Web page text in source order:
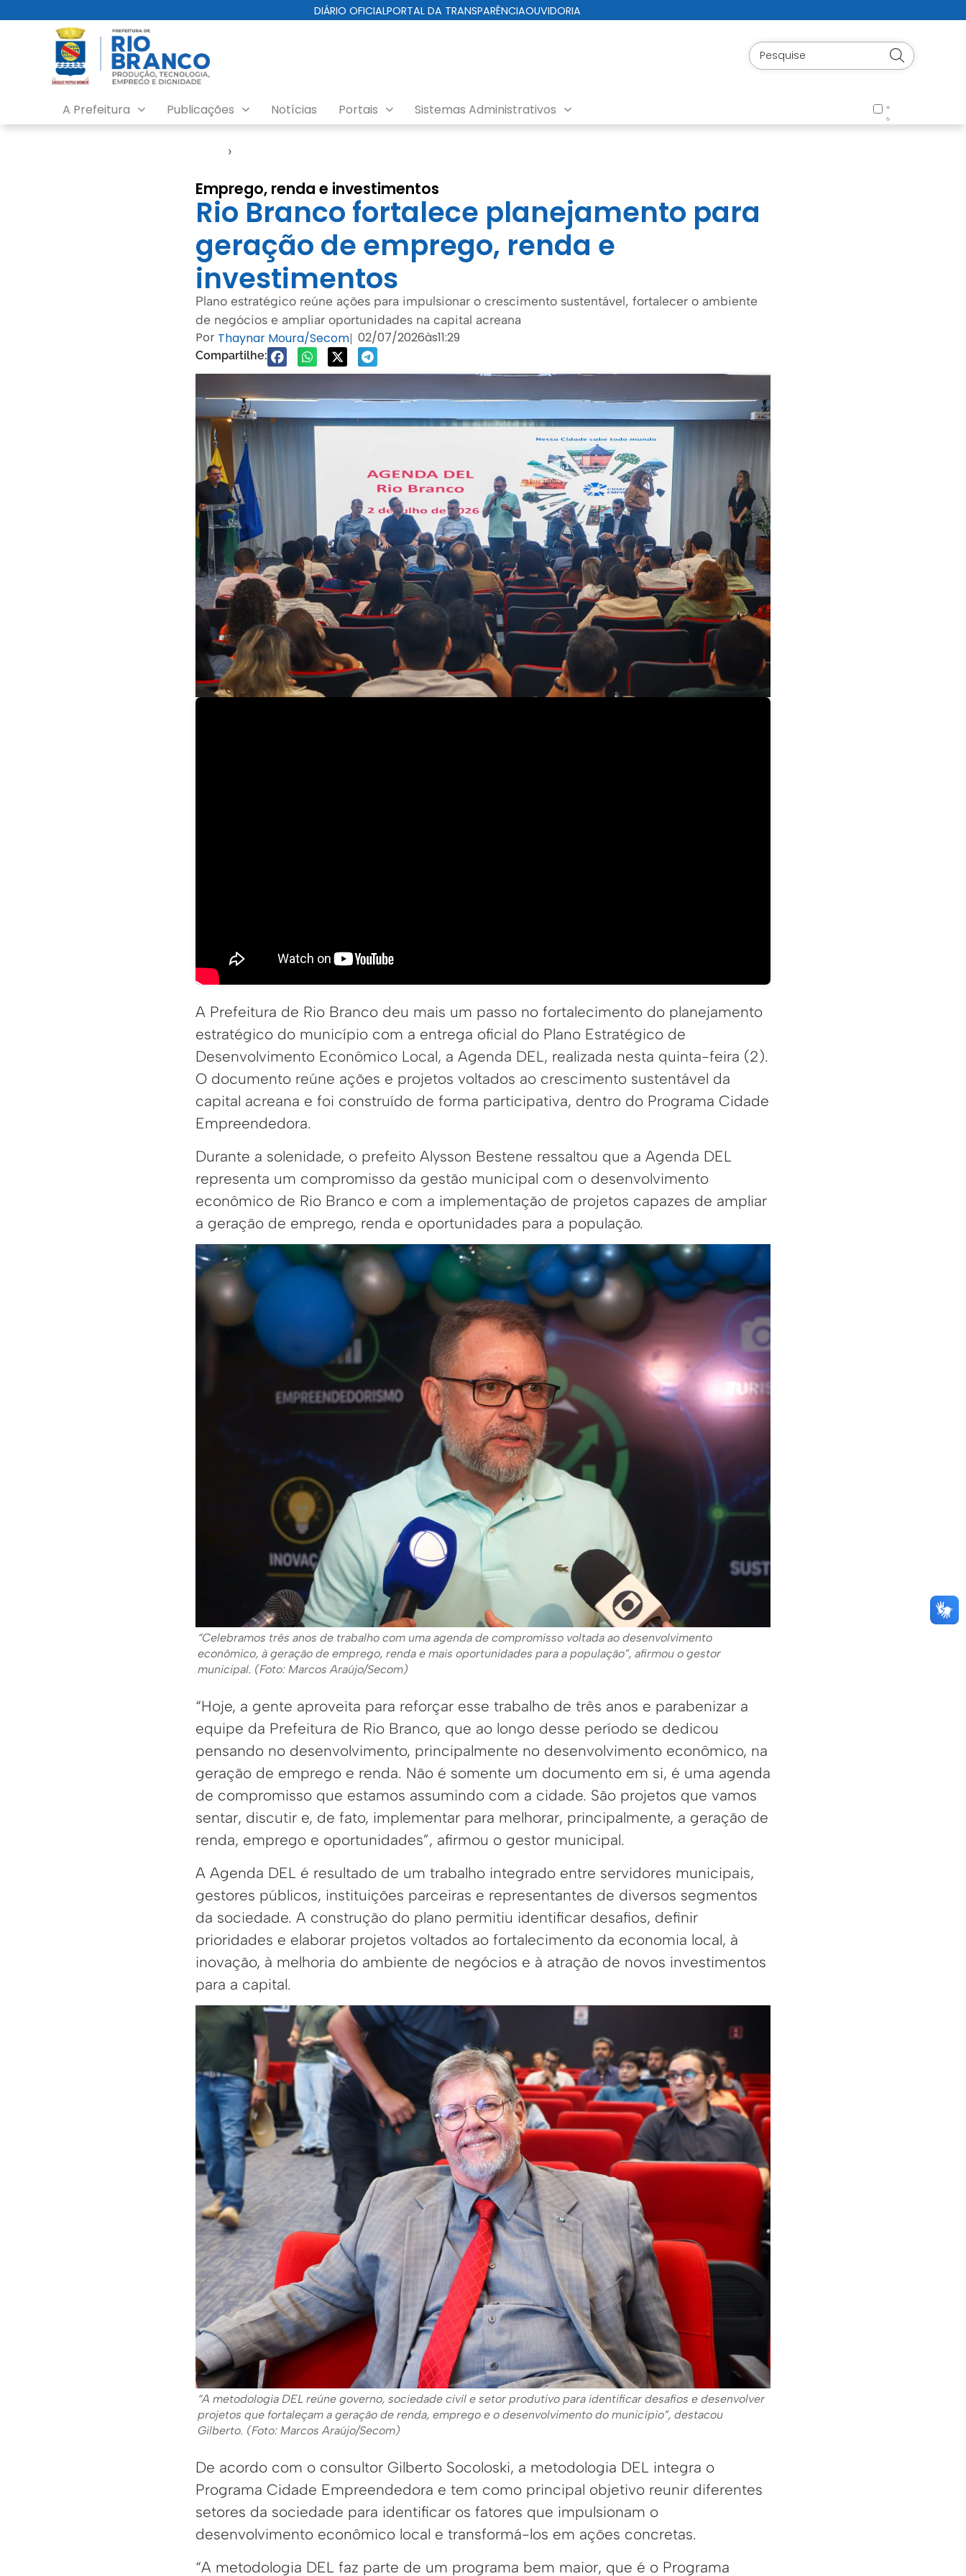
DIÁRIO OFICIALPORTAL DA TRANSPARÊNCIAOUVIDORIA
A Prefeitura Publicações Notícias Portais Sistemas Administrativos
›
Emprego, renda e investimentos
Rio Branco fortalece planejamento para
geração de emprego, renda e
investimentos
Plano estratégico reúne ações para impulsionar o crescimento sustentável, fortalecer o ambiente
de negócios e ampliar oportunidades na capital acreana
Por Thaynar Moura/Secom| 02/07/2026às11:29
Compartilhe:
A Prefeitura de Rio Branco deu mais um passo no fortalecimento do planejamento
estratégico do município com a entrega oficial do Plano Estratégico de
Desenvolvimento Econômico Local, a Agenda DEL, realizada nesta quinta-feira (2).
O documento reúne ações e projetos voltados ao crescimento sustentável da
capital acreana e foi construído de forma participativa, dentro do Programa Cidade
Empreendedora.
Durante a solenidade, o prefeito Alysson Bestene ressaltou que a Agenda DEL
representa um compromisso da gestão municipal com o desenvolvimento
econômico de Rio Branco e com a implementação de projetos capazes de ampliar
a geração de emprego, renda e oportunidades para a população.
“Celebramos três anos de trabalho com uma agenda de compromisso voltada ao desenvolvimento
econômico, à geração de emprego, renda e mais oportunidades para a população”, afirmou o gestor
municipal. (Foto: Marcos Araújo/Secom)
“Hoje, a gente aproveita para reforçar esse trabalho de três anos e parabenizar a
equipe da Prefeitura de Rio Branco, que ao longo desse período se dedicou
pensando no desenvolvimento, principalmente no desenvolvimento econômico, na
geração de emprego e renda. Não é somente um documento em si, é uma agenda
de compromisso que estamos assumindo com a cidade. São projetos que vamos
sentar, discutir e, de fato, implementar para melhorar, principalmente, a geração de
renda, emprego e oportunidades”, afirmou o gestor municipal.
A Agenda DEL é resultado de um trabalho integrado entre servidores municipais,
gestores públicos, instituições parceiras e representantes de diversos segmentos
da sociedade. A construção do plano permitiu identificar desafios, definir
prioridades e elaborar projetos voltados ao fortalecimento da economia local, à
inovação, à melhoria do ambiente de negócios e à atração de novos investimentos
para a capital.
“A metodologia DEL reúne governo, sociedade civil e setor produtivo para identificar desafios e desenvolver
projetos que fortaleçam a geração de renda, emprego e o desenvolvimento do município”, destacou
Gilberto. (Foto: Marcos Araújo/Secom)
De acordo com o consultor Gilberto Socoloski, a metodologia DEL integra o
Programa Cidade Empreendedora e tem como principal objetivo reunir diferentes
setores da sociedade para identificar os fatores que impulsionam o
desenvolvimento econômico local e transformá-los em ações concretas.
“A metodologia DEL faz parte de um programa bem maior, que é o Programa